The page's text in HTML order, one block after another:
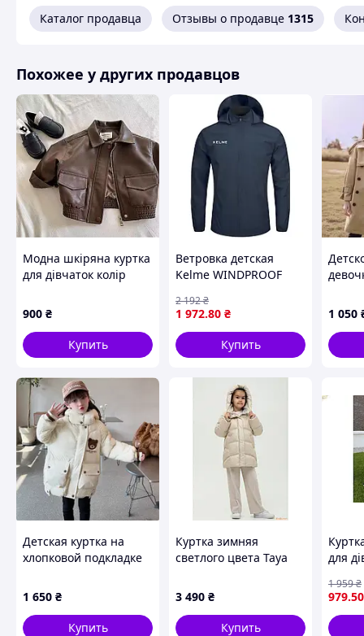
Каталог продавца Отзывы о продавце 1315
Похожее у других продавцов
Модна шкіряна куртка
для дівчаток колір
900 ₴
Купить
Ветровка детская
Kelme WINDPROOF
3803241.9416
1 972.80 ₴
2 192₴
Купить
1 050
Детская куртка на
хлопковой подкладке
1 650 ₴
Купить
Куртка зимняя
светлого цвета Taya
3 490 ₴
Купить
для
979.50
1 959₴